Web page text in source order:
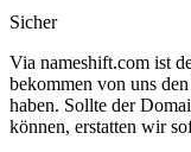
Sicher
Via nameshift.com ist
bekommen von uns
haben. Sollte der
können, erstatten wir